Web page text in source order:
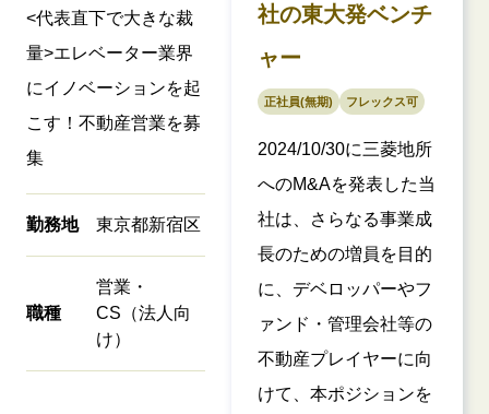
<代表直下で大きな裁
量>エレベーター業界
にイノベーションを起
こす！不動産営業を募
集
勤務地 東京都新宿区
職種
営業・
CS（法人向
け）
社の東大発ベンチ
ャー
正社員(無期) フレックス可
2024/10/30に三菱地所
へのM&Aを発表した当
社は、さらなる事業成
長のための増員を目的
に、デベロッパーやフ
ァンド・管理会社等の
不動産プレイヤーに向
けて、本ポジションを